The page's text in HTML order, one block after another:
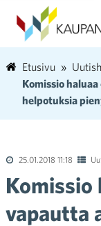
Etusivu
Komissio
helpotuksia
25.01.2018 11:18
Komissio
vapautta